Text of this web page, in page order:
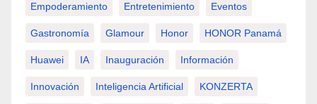
Empoderamiento Entretenimiento Eventos
Gastronomía Glamour Honor HONOR Panamá
Huawei IA Inauguración Información
Innovación Inteligencia Artificial KONZERTA